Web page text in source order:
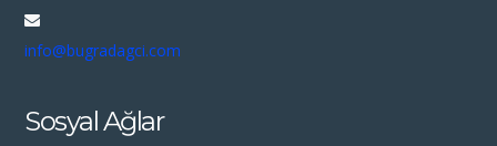
info@bugradagci.com
Sosyal Ağlar